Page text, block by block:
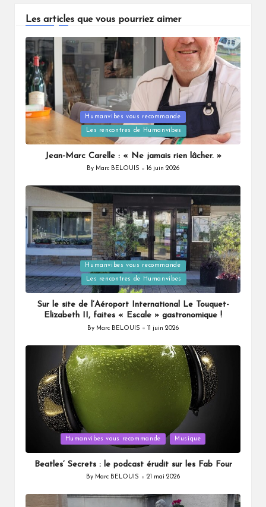
Les articles que vous pourriez aimer
Posted
Humanvibes vous recommande
Les rencontres de Humanvibes
Jean-Marc Carelle : « Ne jamais rien lâcher. »
Posted
By Marc BELOUIS 16 juin 2026
Posted
in
Humanvibes vous recommande
Les rencontres de Humanvibes
Sur le site de l’Aéroport International Le Touquet-
Elizabeth II, faites « Escale » gastronomique !
Posted
By Marc BELOUIS 11 juin 2026
in
Humanvibes vous recommande Musique
Beatles’ Secrets : le podcast érudit sur les Fab Four
Posted
By Marc BELOUIS 21 mai 2026